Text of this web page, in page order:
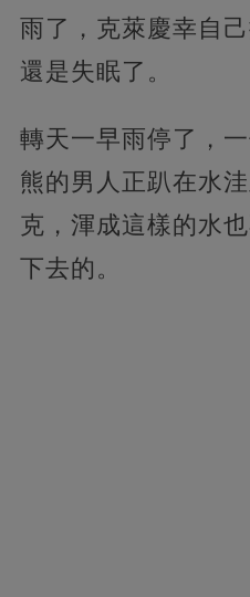
雨了，克萊慶幸自
還是失眠了。
轉天一早雨停了，
熊的男人正趴在水
克，渾成這樣的水
下去的。